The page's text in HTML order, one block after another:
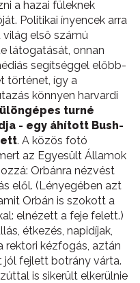
a hazai füleknek
Politikai ínyencek arra
első számú
látogatását, onnan
segítséggel előbb-
történet, így a
könnyen harvardi
turné
- egy áhított Bush-
. A közös fotó
az Egyesült Államok
Orbánra nézvést
elől. (Lényegében azt
Orbán is szokott a
elnézett a feje felett.)
étkezés, napidíjak,
rektori kézfogás, aztán
jól fejlett botrány várta.
is sikerült elkerülnie